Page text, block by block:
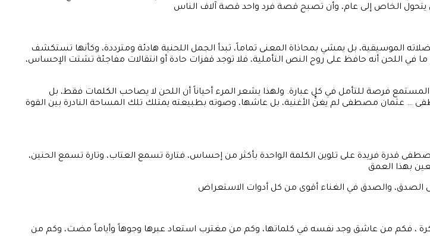
الخاص إلى عام، وأن تصبح قصة فرد واحد قصة آلاف الناس
الموسيقية، بل يمشي بمحاذاة المعنى تماماً، تبدأ الجمل اللحنية هادئة ومترددة، وكأنها تستكشف
اللحن أنه حافظ على روح النص التأملية، فلا توجد قفزات حادة أو انتقالات مفاجئة تشتت الإحساس،
فرصة للتأمل في كل عبارة. ولهذا يشعر المرء أحياناً أن اللحن لا يصاحب الكلمات فقط، بل
عثمان مصطفى لم يغنِّ الأغنية، بل عاشها، وصوته بطبيعته يمتلك تلك المساحة النادرة بين القوة
قدرة فريدة على تلوين الكلمة الواحدة بأكثر من إحساس، فتارة تسمع العتاب، وتارة تسمع الحنين،
بهذا العمق
الصدق، والصدق في الغناء أقوى من كل أدوات الاستعراض
، فكم من عاشق وجد نفسه في كلماتها، وكم من مغترب استعاد عبرها وجوهاً وأياماً مضت، وكم من